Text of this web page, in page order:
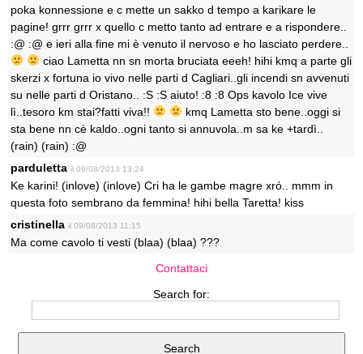
poka konnessione e c mette un sakko d tempo a karikare le
pagine! grrr grrr x quello c metto tanto ad entrare e a rispondere..
:@ :@ e ieri alla fine mi è venuto il nervoso e ho lasciato perdere..
ciao Lametta nn sn morta bruciata eeeh! hihi kmq a parte gli
skerzi x fortuna io vivo nelle parti d Cagliari..gli incendi sn avvenuti
su nelle parti d Oristano.. :S :S aiuto! :8 :8 Ops kavolo Ice vive
lì..tesoro km stai?fatti viva!!
kmq Lametta sto bene..oggi si
sta bene nn cè kaldo..ogni tanto si annuvola..m sa ke +tardì..
(rain) (rain) :@
parduletta il 09/08/2013 13:24
Ke karini! (inlove) (inlove) Cri ha le gambe magre xró.. mmm in
questa foto sembrano da femmina! hihi bella Taretta! kiss
cristinella il 09/08/2013 11:15
Ma come cavolo ti vesti (blaa) (blaa) ???
Contattaci
Search for: